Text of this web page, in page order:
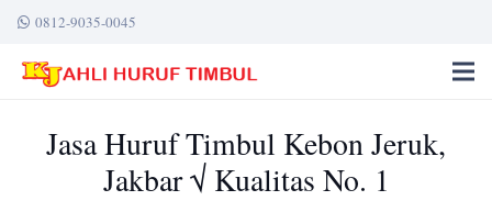
0812-9035-0045
Jasa Huruf Timbul Kebon Jeruk,
Jakbar √ Kualitas No. 1